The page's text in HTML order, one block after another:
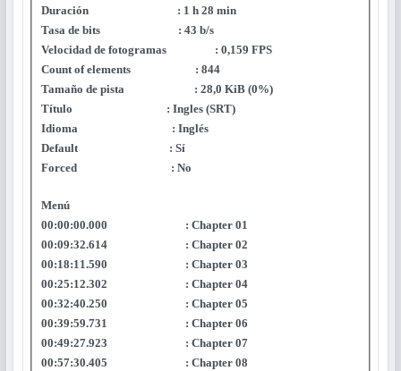
Duración : 1 h 28 min
Tasa de bits : 43 b/s
Velocidad de fotogramas : 0,159 FPS
Count of elements : 844
Tamaño de pista : 28,0 KiB (0%)
Título : Ingles (SRT)
Idioma : Inglés
Default : Sí
Forced : No
Menú
00:00:00.000 : Chapter 01
00:09:32.614 : Chapter 02
00:18:11.590 : Chapter 03
00:25:12.302 : Chapter 04
00:32:40.250 : Chapter 05
00:39:59.731 : Chapter 06
00:49:27.923 : Chapter 07
00:57:30.405 : Chapter 08